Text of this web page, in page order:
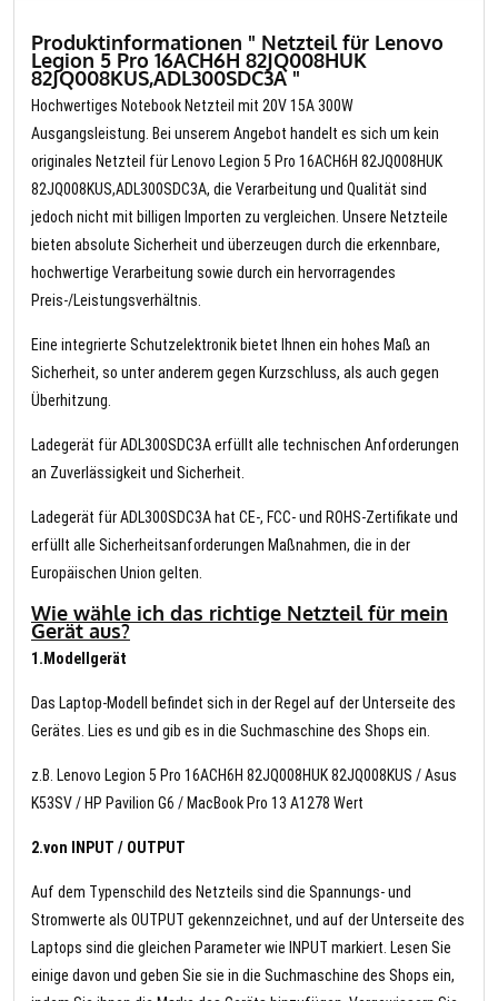
Produktinformationen " Netzteil für Lenovo
Legion 5 Pro 16ACH6H 82JQ008HUK
82JQ008KUS,ADL300SDC3A "
Hochwertiges Notebook Netzteil mit 20V 15A 300W
Ausgangsleistung. Bei unserem Angebot handelt es sich um kein
originales Netzteil für Lenovo Legion 5 Pro 16ACH6H 82JQ008HUK
82JQ008KUS,ADL300SDC3A, die Verarbeitung und Qualität sind
jedoch nicht mit billigen Importen zu vergleichen. Unsere Netzteile
bieten absolute Sicherheit und überzeugen durch die erkennbare,
hochwertige Verarbeitung sowie durch ein hervorragendes
Preis-/Leistungsverhältnis.
Eine integrierte Schutzelektronik bietet Ihnen ein hohes Maß an
Sicherheit, so unter anderem gegen Kurzschluss, als auch gegen
Überhitzung.
Ladegerät für ADL300SDC3A erfüllt alle technischen Anforderungen
an Zuverlässigkeit und Sicherheit.
Ladegerät für ADL300SDC3A hat CE-, FCC- und ROHS-Zertifikate und
erfüllt alle Sicherheitsanforderungen Maßnahmen, die in der
Europäischen Union gelten.
Wie wähle ich das richtige Netzteil für mein
Gerät aus?
1.Modellgerät
Das Laptop-Modell befindet sich in der Regel auf der Unterseite des
Gerätes. Lies es und gib es in die Suchmaschine des Shops ein.
z.B. Lenovo Legion 5 Pro 16ACH6H 82JQ008HUK 82JQ008KUS / Asus
K53SV / HP Pavilion G6 / MacBook Pro 13 A1278 Wert
2.von INPUT / OUTPUT
Auf dem Typenschild des Netzteils sind die Spannungs- und
Stromwerte als OUTPUT gekennzeichnet, und auf der Unterseite des
Laptops sind die gleichen Parameter wie INPUT markiert. Lesen Sie
einige davon und geben Sie sie in die Suchmaschine des Shops ein,